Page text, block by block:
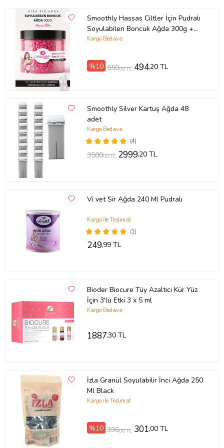
Smoothly Hassas Ciltler İçin Pudralı
Soyulabilen Boncuk Ağda 300g +
Karınca Yumurta Yağ - Yedek Set
Kargo Bedava
%10 550,00 TL 494,20 TL
Smoothly Silver Kartuş Ağda 48
adet
(4)
Kargo Bedava
3500,00 TL 2999,20 TL
Vi vet Sir Ağda 240 Ml Pudralı
(1)
Kargo ile Teslimat
249,99 TL
Bioder Biocure Tüy Azaltıcı Kür Yüz
İçin 3'lü Etki 3 x 5 ml
Kargo Bedava
1887,30 TL
İzla Granül Soyulabilir İnci Ağda 250
Ml Black
Kargo ile Teslimat
%10 336,00 TL 301,00 TL